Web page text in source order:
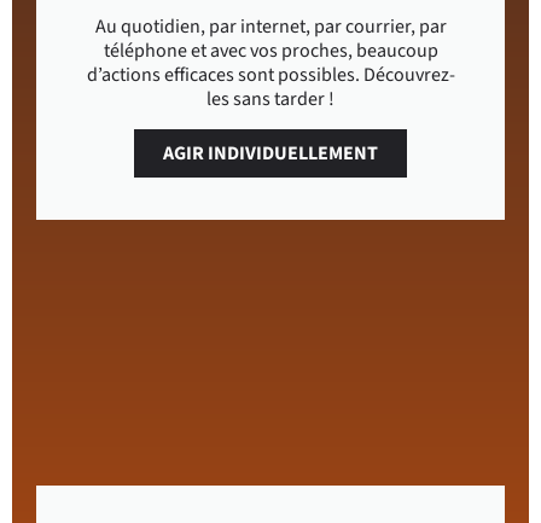
Au quotidien, par internet, par courrier, par
téléphone et avec vos proches, beaucoup
d’actions efficaces sont possibles. Découvrez-
les sans tarder !
AGIR INDIVIDUELLEMENT